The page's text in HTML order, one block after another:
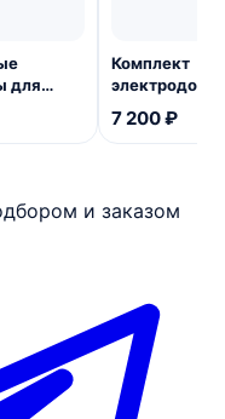
для
Комплект
электродов и
Hot Strike
7 200 ₽
и заказом